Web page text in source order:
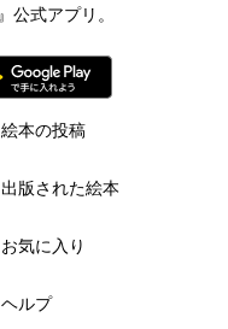
公式アプリ。
絵本の投稿
出版された絵本
お気に入り
ヘルプ